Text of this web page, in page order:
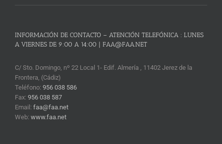
INFORMACIÓN DE CONTACTO – ATENCIÓN TELEFÓNICA : LUNES
A VIERNES DE 9:00 A 14:00 | FAA@FAA.NET
C/ Sto. Domingo, nº 22 Local 1- Edif. Almería , 11402 Jerez de la
Frontera, (Cádiz)
Teléfono: 956 038 586
Fax: 956 038 587
Email: faa@faa.net
Web: www.faa.net